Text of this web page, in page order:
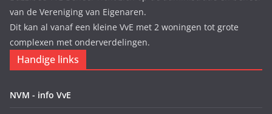
van de Vereniging van Eigenaren.
Dit kan al vanaf een kleine VvE met 2 woningen tot grote
complexen met onderverdelingen.
Handige links
NVM - info VvE